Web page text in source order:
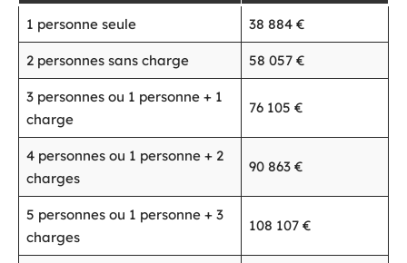
1 personne seule 38 884 €
2 personnes sans charge 58 057 €
3 personnes ou 1 personne + 1
charge
76 105 €
4 personnes ou 1 personne + 2
charges
90 863 €
5 personnes ou 1 personne + 3
charges
108 107 €